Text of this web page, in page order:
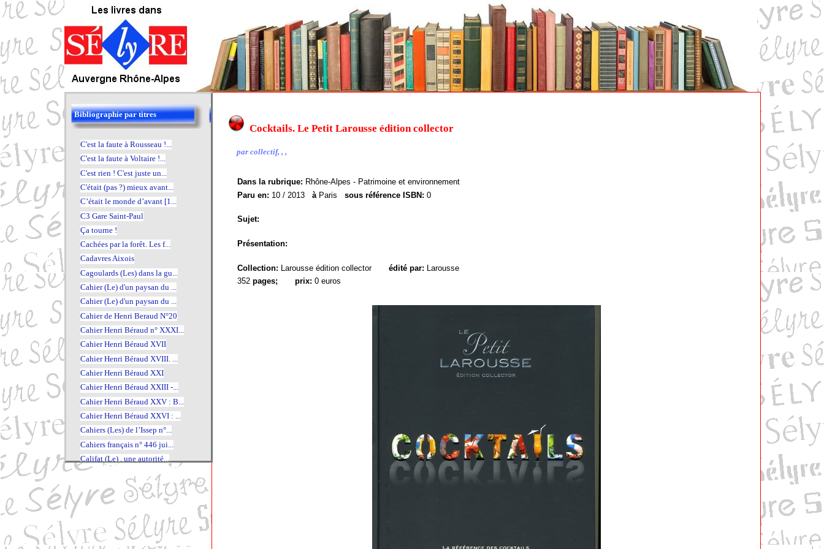
Bibliographie par titres
C'est la faute à Rousseau !...
C'est la faute à Voltaire !...
C'est rien ! C'est juste un...
C'était (pas ?) mieux avant...
C’était le monde d’avant [1...
C3 Gare Saint-Paul
Ça tourne !
Cachées par la forêt. Les f...
Cadavres Aixois
Cagoulards (Les) dans la gu...
Cahier (Le) d'un paysan du ...
Cahier (Le) d'un paysan du ...
Cahier de Henri Beraud N°20
Cahier Henri Béraud n° XXXI...
Cahier Henri Béraud XVII
Cahier Henri Béraud XVIII. ...
Cahier Henri Béraud XXI
Cahier Henri Béraud XXIII -...
Cahier Henri Béraud XXV : B...
Cahier Henri Béraud XXVI : ...
Cahiers (Les) de l’Issep n°...
Cahiers français n° 446 jui...
Califat (Le) , une autorité...
Caluire-et-Cuire au fil de ...
Calvin intime et public
Cambronne. La légende de Wa...
Camille Claudel
Camille Costa de Beauregard...
Cocktails. Le Petit Larousse édition collector
par collectif, , ,
Dans la rubrique: Rhône-Alpes - Patrimoine et environnement
Paru en: 10 / 2013 à Paris sous référence ISBN: 0
Sujet:
Présentation:
Collection: Larousse édition collector édité par: Larousse
352 pages; prix: 0 euros